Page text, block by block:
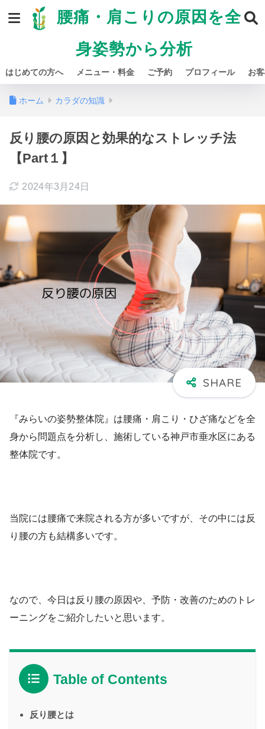
腰痛・肩こりの原因を全
身姿勢から分析
はじめての方へ メニュー・料金 ご予約 プロフィール お
ホーム カラダの知識
反り腰の原因と効果的なストレッチ法
【Part１】
2024年3月24日
『みらいの姿勢整体院』は腰痛・肩こり・ひざ痛などを全
身から問題点を分析し、施術している神戸市垂水区にある
整体院です。
当院には腰痛で来院される方が多いですが、その中には反
り腰の方も結構多いです。
なので、今日は反り腰の原因や、予防・改善のためのトレ
ーニングをご紹介したいと思います。
Table of Contents
反り腰とは